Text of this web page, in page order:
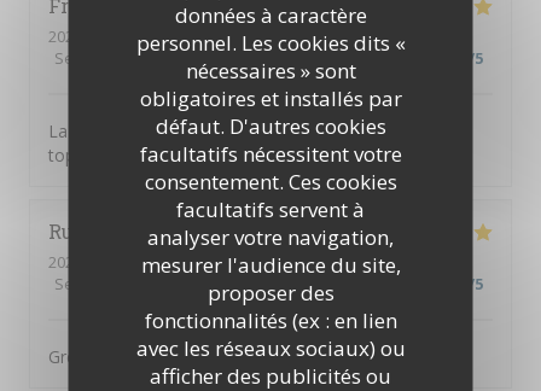
données à caractère
personnel. Les cookies dits «
nécessaires » sont
obligatoires et installés par
défaut. D'autres cookies
facultatifs nécessitent votre
consentement. Ces cookies
facultatifs servent à
analyser votre navigation,
mesurer l'audience du site,
proposer des
fonctionnalités (ex : en lien
avec les réseaux sociaux) ou
afficher des publicités ou
Frusta
2026-08-04
- 19:30 - Couverts 9
Service
/5 Ambiance: 5 /5 Cuisine:5/5 Qualité / Prix /5
La tosca c’est une cuisine de qualité et une équipe au
top
Ruth
2026-08-04
- 19:00 - Couverts 3
Service
Cuisine /5
Great food, great service, great setting